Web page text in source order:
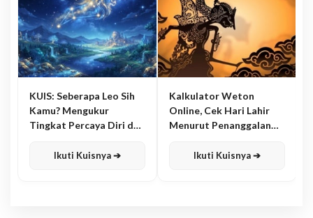
KUIS: Seberapa Leo Sih
Kamu? Mengukur
Tingkat Percaya Diri dan
Ikuti Kuisnya ➔
Kalkulator Weton
Online, Cek Hari Lahir
Menurut Penanggalan
Ikuti Kuisnya ➔